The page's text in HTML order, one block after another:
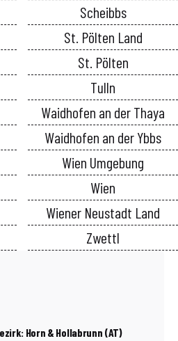
Scheibbs
St. Pölten Land
St. Pölten
Tulln
Waidhofen an der Thaya
Waidhofen an der Ybbs
Wien Umgebung
Wien
Wiener Neustadt Land
Zwettl
Horn & Hollabrunn (AT)